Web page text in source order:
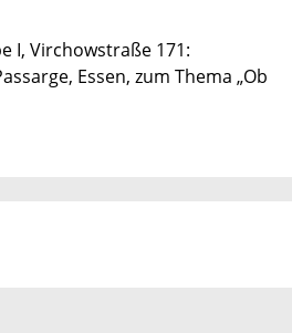
I, Virchowstraße 171:
Essen, zum Thema „Ob